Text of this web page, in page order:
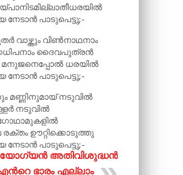
നേടാൻ പാടുപെട്ടു;-
വാഴ്ത്തും വിൺനാഥനാം
ദൈവപുത്രൻ
മനുജനെപ്പോൽ ധരയിൽ
നേടാൻ പാടുപെട്ടു;-
മണ്ണിനുമായ് നടുവിൽ
നടുവിൽ
രക്തം ഊറ്റിക്കൊടുത്തു
നേടാൻ പാടുപെട്ടു;-
യോഗ്യൻ അതിവിശുദ്ധൻ
ഭാരം എല്ലാം